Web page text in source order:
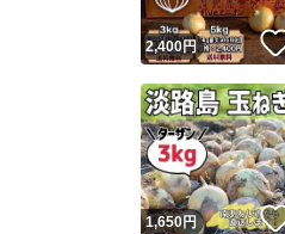
2,400円
1,650円